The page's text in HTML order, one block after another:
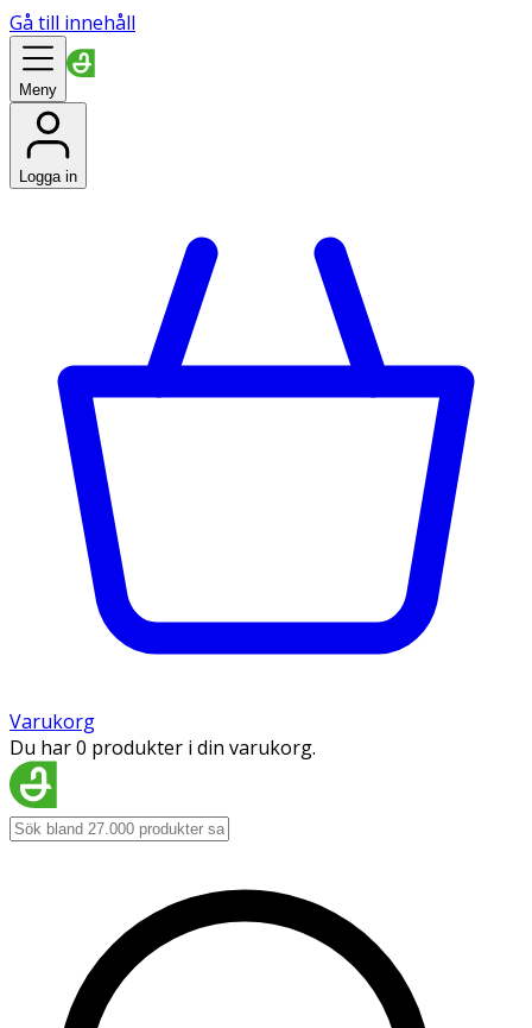
Gå till innehåll
Meny
Logga in
Varukorg
Du har 0 produkter i din varukorg.